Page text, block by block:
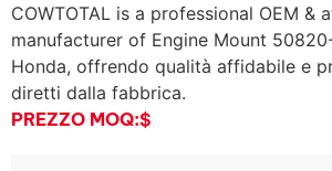
COWTOTAL is a professional OEM &
manufacturer of Engine Mount
Honda, offrendo qualità affidabile e
diretti dalla fabbrica.
PREZZO MOQ:$